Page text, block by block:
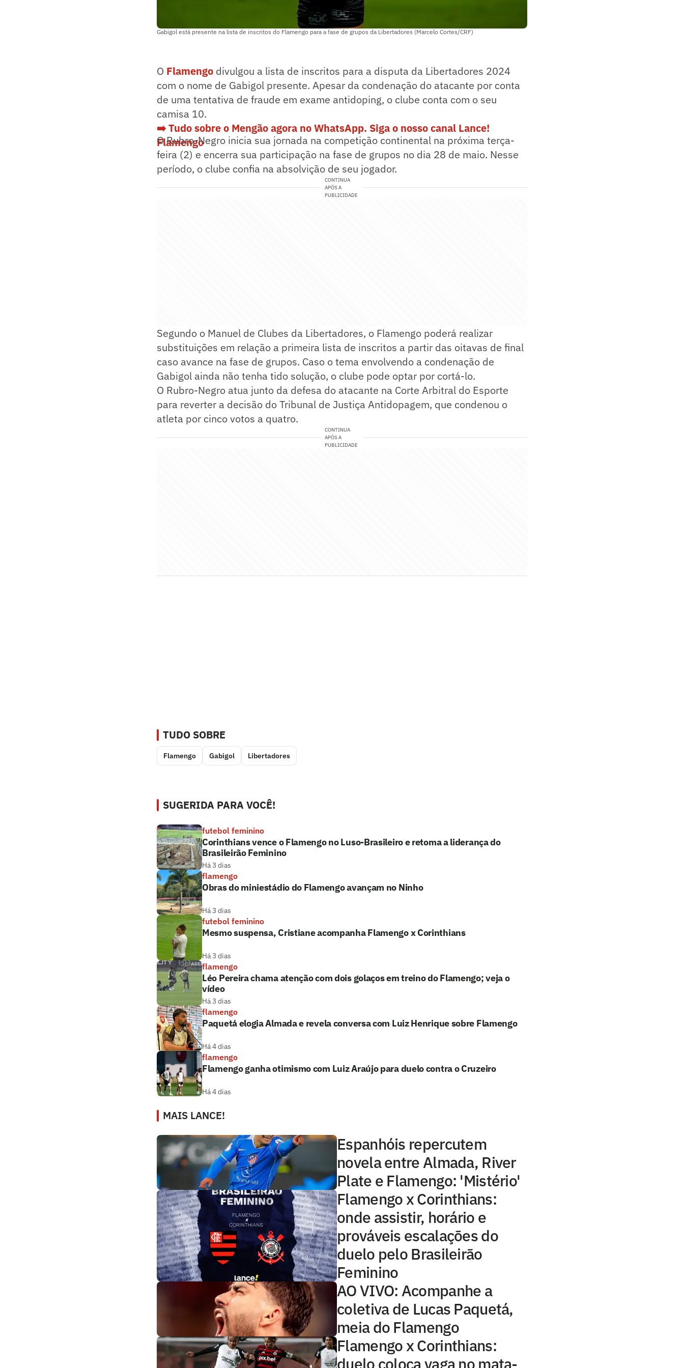
Gabigol está presente na lista de inscritos do Flamengo para a fase de grupos da Libertadores (Marcelo Cortes/CRF)
O Flamengo divulgou a lista de inscritos para a disputa da Libertadores 2024
com o nome de Gabigol presente. Apesar da condenação do atacante por conta
de uma tentativa de fraude em exame antidoping, o clube conta com o seu
camisa 10.
➡️ Tudo sobre o Mengão agora no WhatsApp. Siga o nosso canal Lance!
Flamengo
O Rubro-Negro inicia sua jornada na competição continental na próxima terça-
feira (2) e encerra sua participação na fase de grupos no dia 28 de maio. Nesse
período, o clube confia na absolvição de seu jogador.
CONTINUA
APÓS A
PUBLICIDADE
Segundo o Manuel de Clubes da Libertadores, o Flamengo poderá realizar
substituições em relação a primeira lista de inscritos a partir das oitavas de final
caso avance na fase de grupos. Caso o tema envolvendo a condenação de
Gabigol ainda não tenha tido solução, o clube pode optar por cortá-lo.
O Rubro-Negro atua junto da defesa do atacante na Corte Arbitral do Esporte
para reverter a decisão do Tribunal de Justiça Antidopagem, que condenou o
atleta por cinco votos a quatro.
CONTINUA
APÓS A
PUBLICIDADE
TUDO SOBRE
Flamengo Gabigol Libertadores
SUGERIDA PARA VOCÊ!
futebol feminino
Corinthians vence o Flamengo no Luso-Brasileiro e retoma a liderança do
Brasileirão Feminino
Há 3 dias
flamengo
Obras do miniestádio do Flamengo avançam no Ninho
Há 3 dias
futebol feminino
Mesmo suspensa, Cristiane acompanha Flamengo x Corinthians
Há 3 dias
flamengo
Léo Pereira chama atenção com dois golaços em treino do Flamengo; veja o
vídeo
Há 3 dias
flamengo
Paquetá elogia Almada e revela conversa com Luiz Henrique sobre Flamengo
Há 4 dias
flamengo
Flamengo ganha otimismo com Luiz Araújo para duelo contra o Cruzeiro
Há 4 dias
MAIS LANCE!
Espanhóis repercutem
novela entre Almada, River
Plate e Flamengo: 'Mistério'
Flamengo x Corinthians:
onde assistir, horário e
prováveis escalações do
duelo pelo Brasileirão
Feminino
AO VIVO: Acompanhe a
coletiva de Lucas Paquetá,
meia do Flamengo
Flamengo x Corinthians:
duelo coloca vaga no mata-